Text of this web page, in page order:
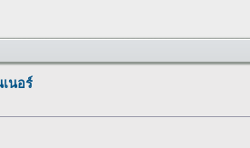
นอร์